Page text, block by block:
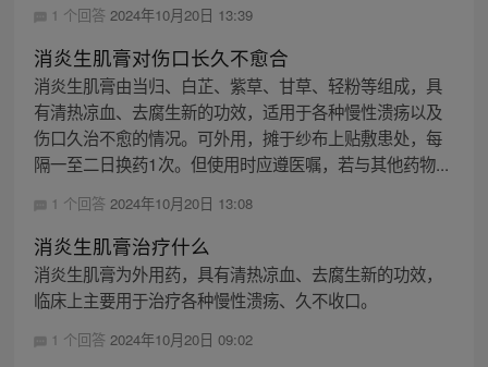
1 个回答 2024年10月20日 13:39
消炎生肌膏对伤口长久不愈合
消炎生肌膏由当归、白芷、紫草、甘草、轻粉等组成，具
有清热凉血、去腐生新的功效，适用于各种慢性溃疡以及
伤口久治不愈的情况。可外用，摊于纱布上贴敷患处，每
隔一至二日换药1次。但使用时应遵医嘱，若与其他药物...
1 个回答 2024年10月20日 13:08
消炎生肌膏治疗什么
消炎生肌膏为外用药，具有清热凉血、去腐生新的功效，
临床上主要用于治疗各种慢性溃疡、久不收口。
1 个回答 2024年10月20日 09:02